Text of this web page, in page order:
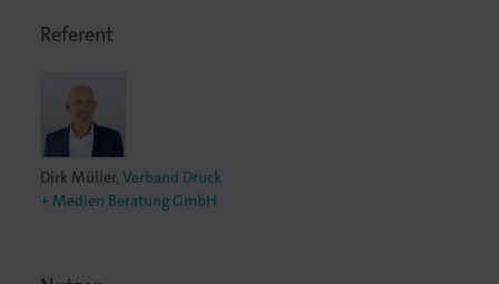
Referent
Dirk Müller,Verband Druck
+ Medien Beratung GmbH